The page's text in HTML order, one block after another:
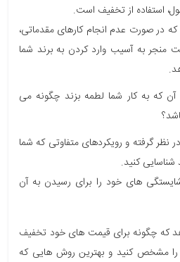
استفاده از تخفیف است.
در صورت عدم انجام کارهای مقدماتی،
به آسیب وارد کردن به برند شما
که به کار شما لطمه بزند چگونه می
نظر گرفته و رویکردهای متفاوتی که شما
کنید.
های خود را برای رسیدن به آن
که چگونه برای قیمت های خود تخفیف
را مشخص کنید و بهترین روش هایی که